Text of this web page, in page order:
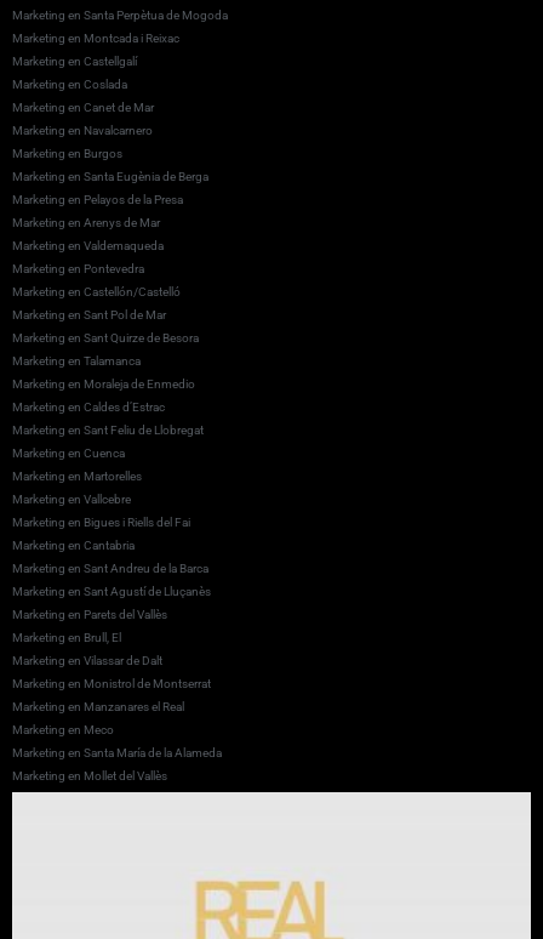
Marketing en Santa Perpètua de Mogoda
Marketing en Montcada i Reixac
Marketing en Castellgalí
Marketing en Coslada
Marketing en Canet de Mar
Marketing en Navalcarnero
Marketing en Burgos
Marketing en Santa Eugènia de Berga
Marketing en Pelayos de la Presa
Marketing en Arenys de Mar
Marketing en Valdemaqueda
Marketing en Pontevedra
Marketing en Castellón/Castelló
Marketing en Sant Pol de Mar
Marketing en Sant Quirze de Besora
Marketing en Talamanca
Marketing en Moraleja de Enmedio
Marketing en Caldes d’Estrac
Marketing en Sant Feliu de Llobregat
Marketing en Cuenca
Marketing en Martorelles
Marketing en Vallcebre
Marketing en Bigues i Riells del Fai
Marketing en Cantabria
Marketing en Sant Andreu de la Barca
Marketing en Sant Agustí de Lluçanès
Marketing en Parets del Vallès
Marketing en Brull, El
Marketing en Vilassar de Dalt
Marketing en Monistrol de Montserrat
Marketing en Manzanares el Real
Marketing en Meco
Marketing en Santa María de la Alameda
Marketing en Mollet del Vallès